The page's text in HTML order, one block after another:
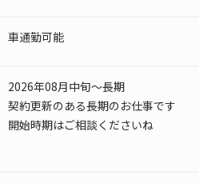
車通勤可能
2026年08月中旬～長期
契約更新のある長期のお仕事です
開始時期はご相談くださいね